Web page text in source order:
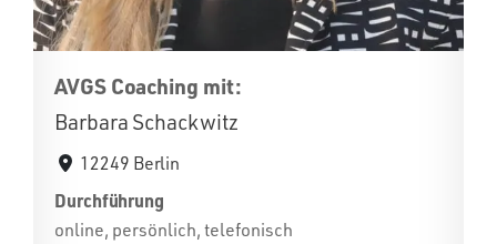
AVGS Coaching mit:
Barbara Schackwitz
12249 Berlin
Durchführung
online, persönlich, telefonisch